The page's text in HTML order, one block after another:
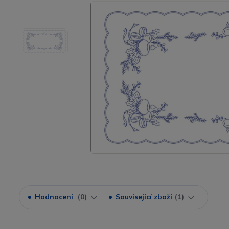
Hodnocení 0 Související zboží 1